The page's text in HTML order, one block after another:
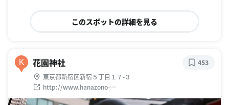
このスポットの詳細を見る
K 花園神社
東京都新宿区新宿５丁目１７-３
http://www.hanazono-
jinja.or.jp/mt/cms/webdir/index.html
453